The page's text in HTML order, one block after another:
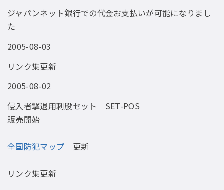
ジャパンネット銀行での代金お支払いが可能になりまし
た
2005-08-03
リンク集更新
2005-08-02
侵入者撃退用刺股セット SET-POS
販売開始
全国防犯マップ 更新
リンク集更新